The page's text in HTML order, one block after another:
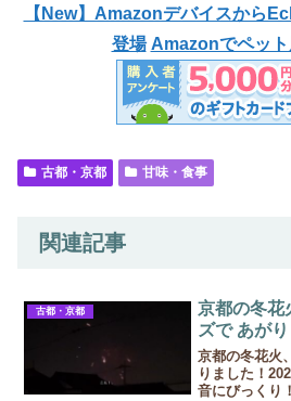
【New】Amazonデバイスから
登場 Amazonでペッ
古都・京都 甘味・食事
関連記事
古都・京都
京都の冬花
ズで あがり
京都の冬花火
りました！
音にびっくり